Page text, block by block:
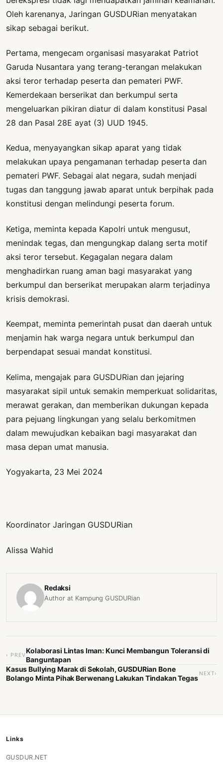
Oleh karenanya, Jaringan GUSDURian menyatakan
sikap sebagai berikut.
Pertama, mengecam organisasi masyarakat Patriot
Garuda Nusantara yang terang-terangan melakukan
aksi teror terhadap peserta dan pemateri PWF.
Kemerdekaan berserikat dan berkumpul serta
mengeluarkan pikiran diatur di dalam konstitusi Pasal
28 dan Pasal 28E ayat (3) UUD 1945.
Kedua, menyayangkan sikap aparat yang tidak
melakukan upaya pengamanan terhadap peserta dan
pemateri PWF. Sebagai alat negara, sudah menjadi
tugas dan tanggung jawab aparat untuk berpihak pada
konstitusi dengan melindungi peserta forum.
Ketiga, meminta kepada Kapolri untuk mengusut,
menindak tegas, dan mengungkap dalang serta motif
aksi teror tersebut. Kegagalan negara dalam
menghadirkan ruang aman bagi masyarakat yang
berkumpul dan berserikat merupakan alarm terjadinya
krisis demokrasi.
Keempat, meminta pemerintah pusat dan daerah untuk
menjamin hak warga negara untuk berkumpul dan
berpendapat sesuai mandat konstitusi.
Kelima, mengajak para GUSDURian dan jejaring
masyarakat sipil untuk semakin memperkuat solidaritas,
merawat gerakan, dan memberikan dukungan kepada
para pejuang lingkungan yang selalu berkomitmen
dalam mewujudkan kebaikan bagi masyarakat dan
masa depan umat manusia.
Yogyakarta, 23 Mei 2024
Koordinator Jaringan GUSDURian
Alissa Wahid
Redaksi
Author at Kampung GUSDURian
‹ PREV
Kolaborasi Lintas Iman: Kunci Membangun Toleransi di
Banguntapan
Kasus Bullying Marak di Sekolah, GUSDURian Bone
Bolango Minta Pihak Berwenang Lakukan Tindakan Tegas
NEXT›
Links
GUSDUR.NET